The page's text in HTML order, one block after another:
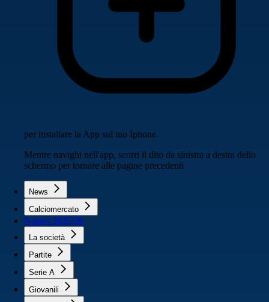
per installare la App sul tuo Iphone.
Mentre navighi nell'app, scorri il dito da sinistra a destra dello
schermo per tornare alle pagine precedenti
News
Calciomercato
Napoli 2025/26
La società
Partite
Serie A
Giovanili